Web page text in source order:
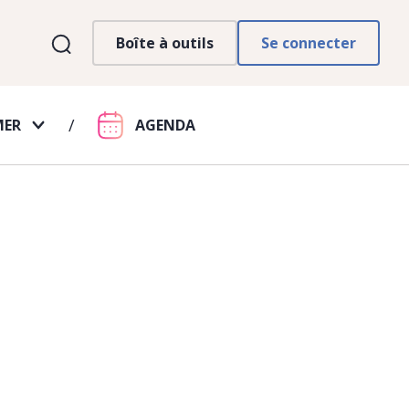
Boîte à outils Se connecter
AGENDA